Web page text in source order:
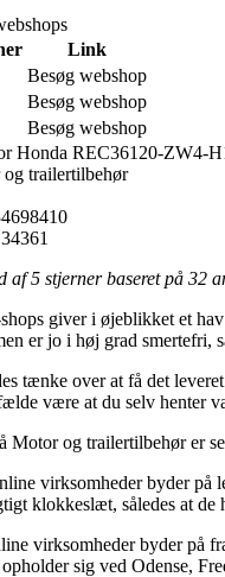
Link
Besøg webshop
Besøg webshop
Besøg webshop
Honda REC36120-ZW4-
trailertilbehør
af 5 stjerner baseret på 32
giver i øjeblikket et
er jo i høj grad smertefri,
tænke over at få det
være at du selv henter
Motor og trailertilbehør er
virksomheder byder på
klokkeslæt, således at de
virksomheder byder på
sig ved Odense,